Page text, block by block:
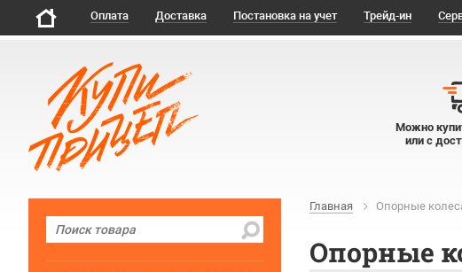
Оплата Доставка Постановка на учет Трейд-ин
Можно
или с
Главная Опорные
Опорные